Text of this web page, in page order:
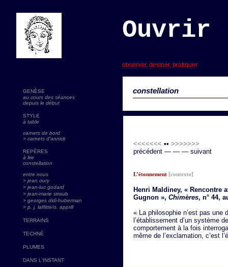
constellation
observer, deviner, pratiquer
GENÈSE
au cours des séances
depuis le début
STYLE
à table
carnets de bord
> carnets d'annick
REPÈRES
à lire
constellation
entre nous
> jean oury
> jean-luc godard
> jean-marie straub
> georges didi-huberman
> p. j. laffitte/o. apprill
TERRAINS
TECHNÈ
PLUMES
DANS L'INSTANT
<<<<<<< •• >>>>>>>
précédent — — — suivant
L’étonnement [contexte]
Henri Maldiney, « Rencontre
Gugnon », Chimères, n° 44,
« La philosophie n’est pas
l’établissement d’un système
comportement à la fois
même de l’exclamation, c’est
Ouvrir